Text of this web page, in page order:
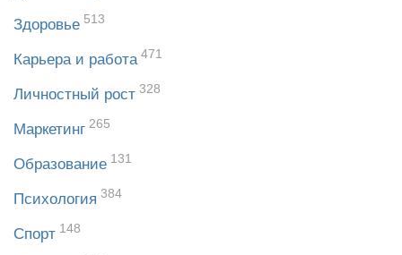
Здоровье 513
Карьера и работа 471
Личностный рост 328
Маркетинг 265
Образование 131
Психология 384
Спорт 148